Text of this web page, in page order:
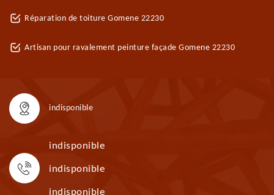
Réparation de toiture Gomene 22230
Artisan pour ravalement peinture façade Gomene 22230
indisponible
indisponible
indisponible
indisponible